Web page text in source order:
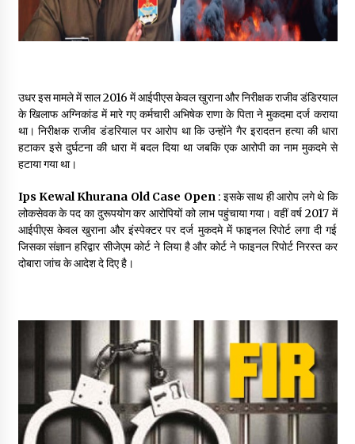
उधर इस मामले में साल 2016 में आईपीएस केवल खुराना और निरीक्षक राजीव डंडिरयाल
के खिलाफ अग्निकांड में मारे गए कर्मचारी अभिषेक राणा के पिता ने मुकदमा दर्ज कराया
था। निरीक्षक राजीव डंडरियाल पर आरोप था कि उन्होंने गैर इरादतन हत्या की धारा
हटाकर इसे दुर्घटना की धारा में बदल दिया था जबकि एक आरोपी का नाम मुकदमे से
हटाया गया था।
Ips Kewal Khurana Old Case Open: इसके साथ ही आरोप लगे थे कि
लोकसेवक के पद का दुरूपयोग कर आरोपियों को लाभ पहुंचाया गया। वहीं वर्ष 2017 में
आईपीएस केवल खुराना और इंस्पेक्टर पर दर्ज मुकदमे में फाइनल रिपोर्ट लगा दी गई
जिसका संज्ञान हरिद्वार सीजेएम कोर्ट ने लिया है और कोर्ट ने फाइनल रिपोर्ट निरस्त कर
दोबारा जांच के आदेश दे दिए है।